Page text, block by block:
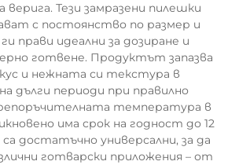
верига. Тези замразени пилешки
с постоянство по размер и
прави идеални за дозиране и
готвене. Продуктът запазва
и нежната си текстура в
дълги периоди при правилно
температура в
има срок на годност до 12
достатъчно универсални, за да
готварски приложения – от